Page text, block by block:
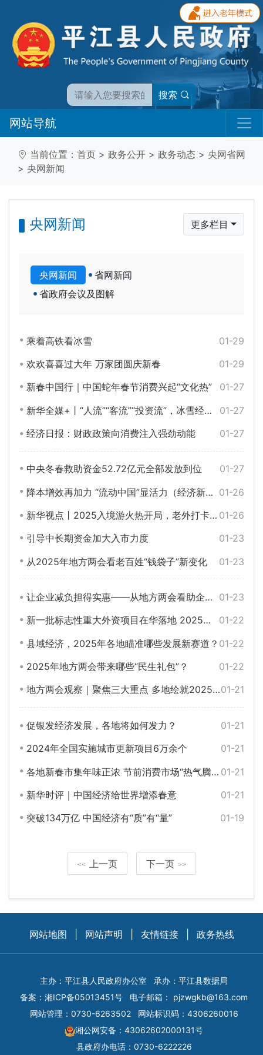
搜索
网站导航
当前位置： 首页 > 政务公开 > 政务动态 > 央网省网
> 央网新闻
央网新闻 更多栏目
央网新闻
省网新闻
省政府会议及图解
01-29
乘着高铁看冰雪
01-29
欢欢喜喜过大年 万家团圆庆新春
01-27
新春中国行｜中国蛇年春节消费兴起“文化热”
01-27
新华全媒+丨“人流”“客流”“投资流”，冰雪经济“节节高”
01-27
经济日报：财政政策向消费注入强劲动能
01-27
中央冬春救助资金52.72亿元全部发放到位
01-26
降本增效再加力 “流动中国”显活力（经济新方位）
01-26
新华视点丨2025入境游火热开局，老外打卡“中国年”
01-23
引导中长期资金加大入市力度
01-23
从2025年地方两会看老百姓“钱袋子”新变化
01-23
让企业减负担得实惠——从地方两会看助企帮扶着力点
01-22
新一批标志性重大外资项目在华落地 2025年稳外资政策将持续发力
01-22
县域经济，2025年各地瞄准哪些发展新赛道？
01-22
2025年地方两会带来哪些“民生礼包”？
01-21
地方两会观察｜聚焦三大重点 多地绘就2025年新质生产力发展图谱
01-21
促银发经济发展，各地将如何发力？
01-21
2024年全国实施城市更新项目6万余个
01-21
各地新春市集年味正浓 节前消费市场“热气腾腾”
01-21
新华时评｜中国经济给世界增添春意
01-19
突破134万亿 中国经济有“质”有“量”
<< 上一页 下一页 >>
网站地图 网站声明 友情链接 政务热线
主办：平江县人民政府办公室
承办：平江县数据局
备案： 湘ICP备05013451号 电子邮箱： pjzwgkb@163.com
网站管理：0730-6263502
网站标识码：4306260016
湘公网安备：43062602000131号
县政府办电话：0730-6222226